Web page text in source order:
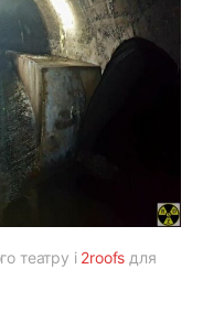
театру і 2roofs для